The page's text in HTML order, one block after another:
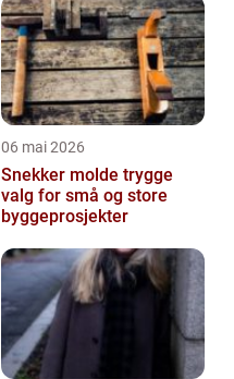
06 mai 2026
Snekker molde trygge
valg for små og store
byggeprosjekter